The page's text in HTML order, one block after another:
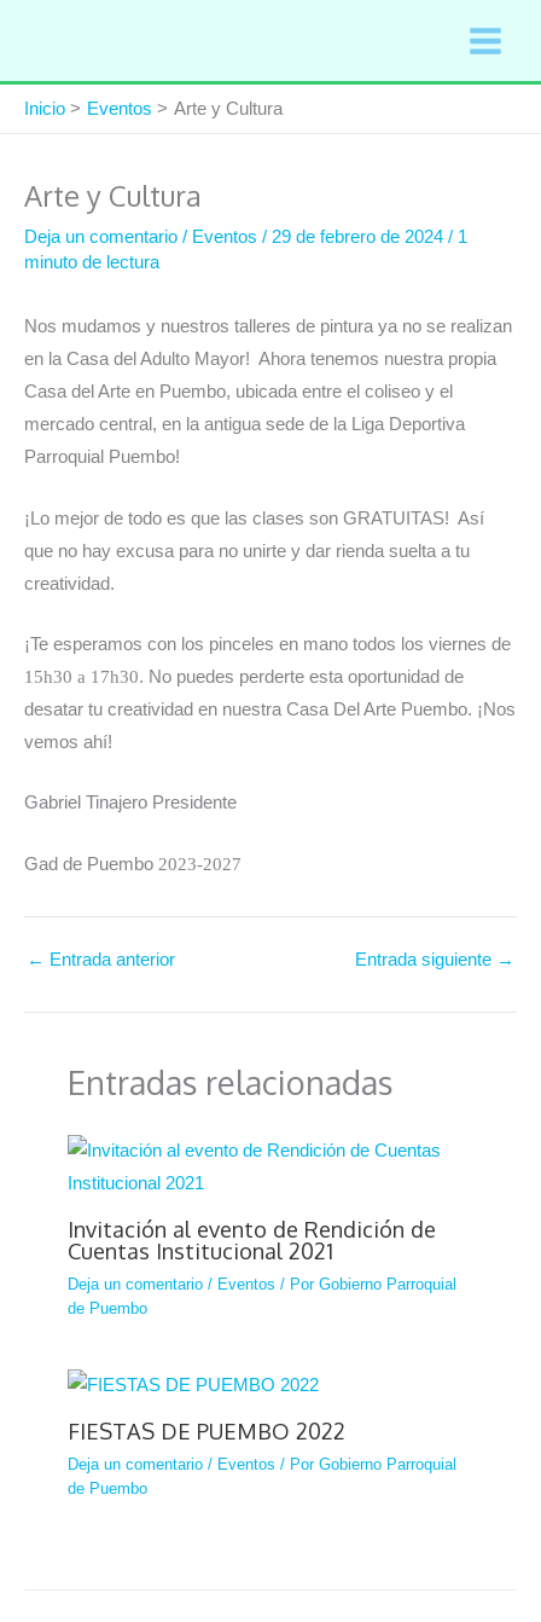
contenido
Inicio
Eventos Arte y Cultura
Arte y Cultura
Deja un comentario / Eventos / 29 de febrero de 2024 / 1
minuto de lectura
Nos mudamos y nuestros talleres de pintura ya no se realizan
en la Casa del Adulto Mayor! Ahora tenemos nuestra propia
Casa del Arte en Puembo, ubicada entre el coliseo y el
mercado central, en la antigua sede de la Liga Deportiva
Parroquial Puembo!
¡Lo mejor de todo es que las clases son GRATUITAS! Así
que no hay excusa para no unirte y dar rienda suelta a tu
creatividad.
¡Te esperamos con los pinceles en mano todos los viernes de
15h30 a 17h30. No puedes perderte esta oportunidad de
desatar tu creatividad en nuestra Casa Del Arte Puembo. ¡Nos
vemos ahí!
Gabriel Tinajero Presidente
Gad de Puembo 2023-2027
← Entrada anterior Entrada siguiente →
Entradas relacionadas
Invitación al evento de Rendición de
Cuentas Institucional 2021
Deja un comentario / Eventos / PorGobierno Parroquial
de Puembo
FIESTAS DE PUEMBO 2022
Deja un comentario / Eventos / PorGobierno Parroquial
de Puembo